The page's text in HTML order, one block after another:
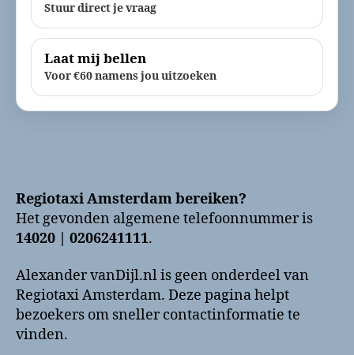
Stuur direct je vraag
Laat mij bellen
Voor €60 namens jou uitzoeken
Regiotaxi Amsterdam bereiken?
Het gevonden algemene telefoonnummer is
14020 | 0206241111.
Alexander vanDijl.nl is geen onderdeel van
Regiotaxi Amsterdam. Deze pagina helpt
bezoekers om sneller contactinformatie te
vinden.